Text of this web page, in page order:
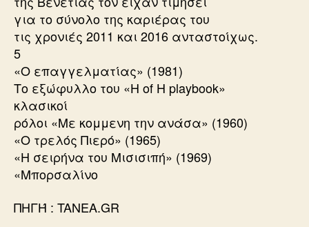
για το σύνολο της καριέρας του
τις χρονιές 2011 και 2016 ανταστοίχως.
5
«Ο επαγγελματίας» (1981)
Το εξώφυλλο του «H of H playbook»
κλασικοί
ρόλοι «Με κομμενη την ανάσα» (1960)
«Ο τρελός Πιερό» (1965)
«Η σειρήνα του Μισισιπή» (1969)
«Μπορσαλίνο
ΠΗΓΉ : TANEA.GR